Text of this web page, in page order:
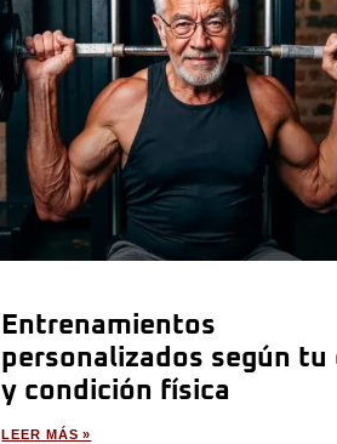
Entrenamientos
personalizados según tu
y condición física
LEER MÁS »